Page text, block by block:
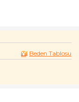
Beden Tablosu